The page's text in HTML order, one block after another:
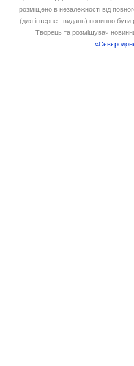
розміщено в незалежності від
(для інтернет-видань) повинно
Творець та розміщувач